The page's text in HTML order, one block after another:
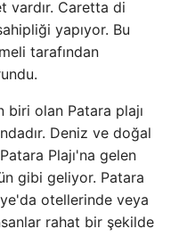
vardır. Caretta di
yapıyor. Bu
tarafından
biri olan Patara plajı
Deniz ve doğal
Plajı'na gelen
gibi geliyor. Patara
otellerinde veya
rahat bir şekilde